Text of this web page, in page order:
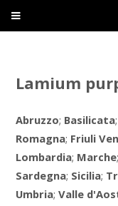
Lamium
Abruzzo; Basilicata;
Romagna; Friuli
Lombardia; Marche;
Sardegna; Sicilia;
Umbria;Valle